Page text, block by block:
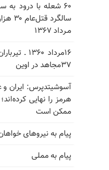
۶۰ شعله با درود
مـرداد ۱۳۶۷
۱۶مرداد
۳۷مجاهد در اوین
آسوشیتدپرس: ایران
هرمز را نهایی
ممکن است
پیام به نیروهای خواهان ارتباط -
پیام به مملی